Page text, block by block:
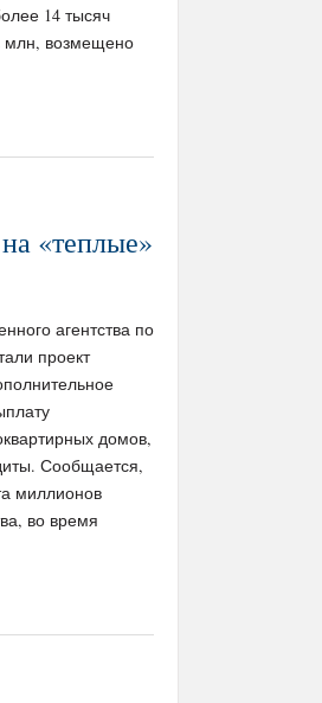
14 тысяч
млн, возмещено
«теплые»
агентства по
проект
домов,
Сообщается,
миллионов
во время